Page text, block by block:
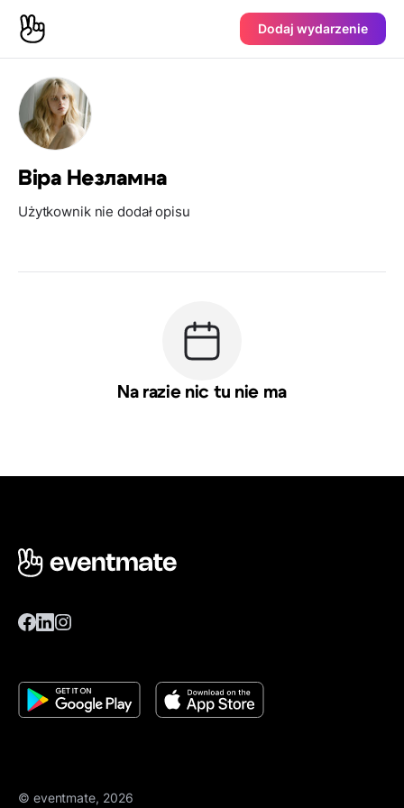
Dodaj wydarzenie
Віра Незламна
Użytkownik nie dodał opisu
Na razie nic tu nie ma
© eventmate, 2026